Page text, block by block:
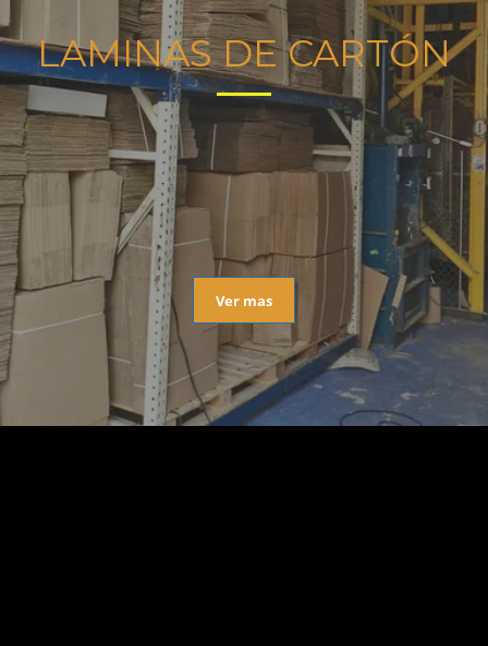
LAMINAS DE CARTÓN
Ver mas